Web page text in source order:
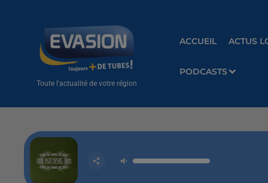
Toute l'actualité de votre région
ACCUEIL ACTUS
PODCASTS